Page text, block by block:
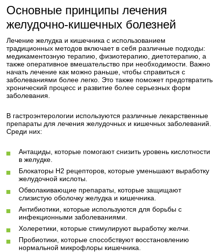
Основные принципы лечения
желудочно-кишечных болезней
Лечение желудка и кишечника с использованием
традиционных методов включает в себя различные подходы:
медикаментозную терапию, физиотерапию, диетотерапию, а
также оперативное вмешательство при необходимости. Важно
начать лечение как можно раньше, чтобы справиться с
заболеваниями более легко. Это также поможет предотвратить
хронический процесс и развитие более серьезных форм
заболевания.
В гастроэнтерологии используются различные лекарственные
препараты для лечения желудочных и кишечных заболеваний.
Среди них:
Антациды, которые помогают снизить уровень кислотности
в желудке.
Блокаторы H2 рецепторов, которые уменьшают выработку
желудочной кислоты.
Обволакивающие препараты, которые защищают
слизистую оболочку желудка и кишечника.
Антибиотики, которые используются для борьбы с
инфекционными заболеваниями.
Холеретики, которые стимулируют выработку желчи.
Пробиотики, которые способствуют восстановлению
нормальной микрофлоры кишечника.